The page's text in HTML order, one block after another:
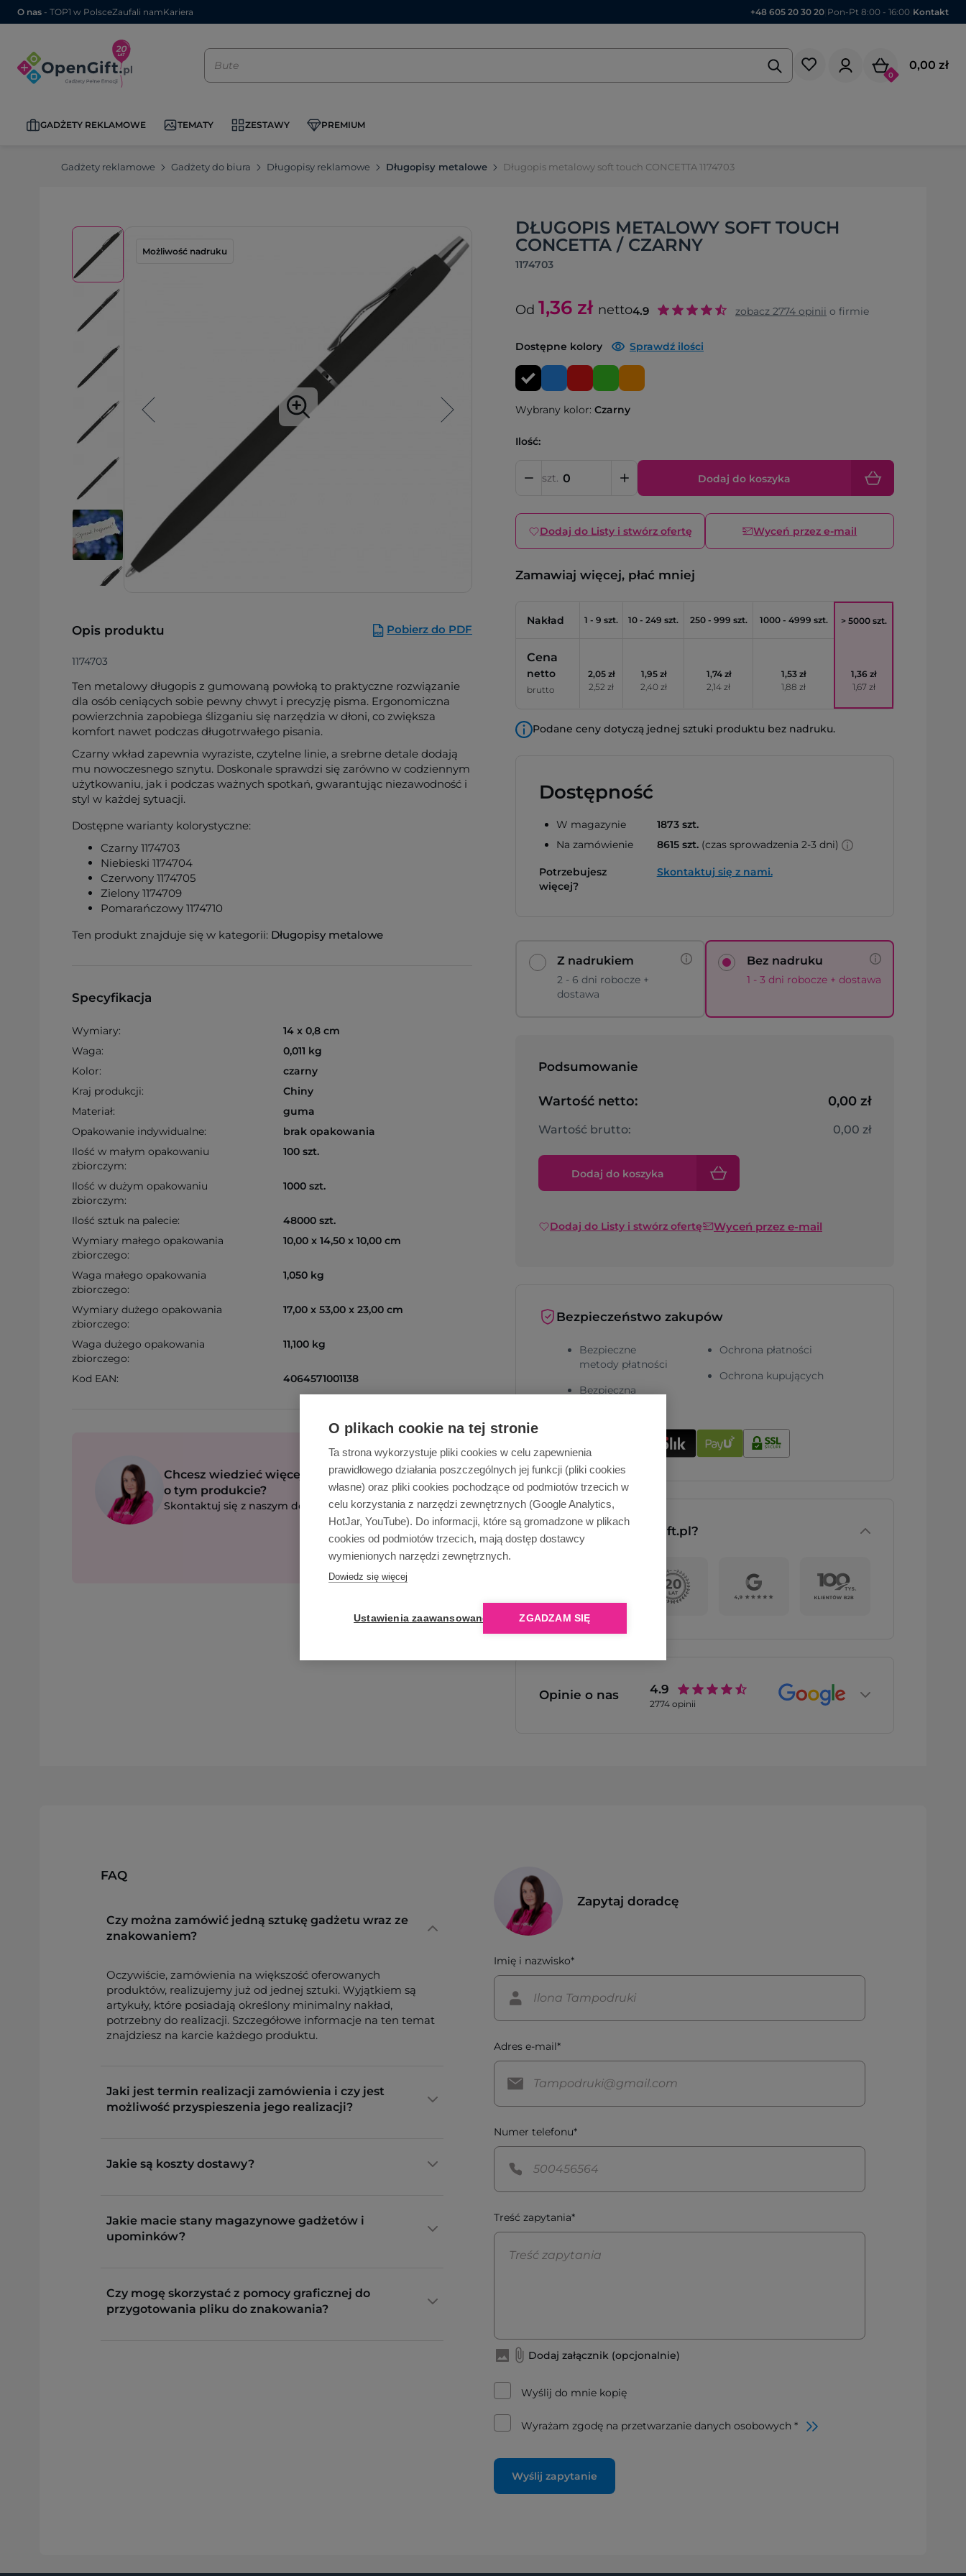
O plikach cookie na tej stronie
Ta strona wykorzystuje pliki cookies w celu zapewnienia
prawidłowego działania poszczególnych jej funkcji (pliki cookies
własne) oraz pliki cookies pochodzące od podmiotów trzecich w
celu korzystania z narzędzi zewnętrznych (Google Analytics,
HotJar, YouTube). Do informacji, które są gromadzone w plikach
cookies od podmiotów trzecich, mają dostęp dostawcy
wymienionych narzędzi zewnętrznych.
Dowiedz się więcej
Ustawienia zaawansowane ZGADZAM SIĘ
O nas - TOP1 w PolsceZaufali namKariera +48 605 20 30 20 Pon-Pt 8:00 - 16:00 Kontakt
0
0,00 zł
GADŻETY REKLAMOWE TEMATY ZESTAWY PREMIUM
Gadżety reklamowe Gadżety do biura Długopisy reklamowe Długopisy metalowe Długopis metalowy soft touch CONCETTA 1174703
DŁUGOPIS METALOWY SOFT TOUCH
CONCETTA / CZARNY
1174703
Możliwość nadruku
Opis produktu Pobierz do PDF
1174703
Ten metalowy długopis z gumowaną powłoką to praktyczne rozwiązanie
dla osób ceniących sobie pewny chwyt i precyzję pisma. Ergonomiczna
powierzchnia zapobiega ślizganiu się narzędzia w dłoni, co zwiększa
komfort nawet podczas długotrwałego pisania.
Czarny wkład zapewnia wyraziste, czytelne linie, a srebrne detale dodają
mu nowoczesnego sznytu. Doskonale sprawdzi się zarówno w codziennym
użytkowaniu, jak i podczas ważnych spotkań, gwarantując niezawodność i
styl w każdej sytuacji.
Dostępne warianty kolorystyczne:
Czarny 1174703
Niebieski 1174704
Czerwony 1174705
Zielony 1174709
Pomarańczowy 1174710
Ten produkt znajduje się w kategorii: Długopisy metalowe
Specyfikacja
Wymiary:
14 x 0,8 cm
Waga:
0,011 kg
Kolor:
czarny
Kraj produkcji:
Chiny
Materiał:
guma
Opakowanie indywidualne:
brak opakowania
Ilość w małym opakowaniu
zbiorczym:
100 szt.
Ilość w dużym opakowaniu
zbiorczym:
1000 szt.
Ilość sztuk na palecie:
48000 szt.
Wymiary małego opakowania
zbiorczego:
10,00 x 14,50 x 10,00 cm
Waga małego opakowania
zbiorczego:
1,050 kg
Wymiary dużego opakowania
zbiorczego:
17,00 x 53,00 x 23,00 cm
Waga dużego opakowania
zbiorczego:
11,100 kg
Kod EAN: 4064571001138
Chcesz wiedzieć więcej
o tym produkcie?
Skontaktuj się z naszym doradcą!
Wyślij zapytanie
Od 1,36 zł netto4.9 zobacz 2774 opinii o firmie
Dostępne kolory Sprawdź ilości
Wybrany kolor: Czarny
Ilość:
szt. Dodaj do koszyka
Dodaj do Listy i stwórz ofertę Wyceń przez e-mail
Zamawiaj więcej, płać mniej
Nakład 1 - 9 szt. 10 - 249 szt. 250 - 999 szt. 1000 - 4999 szt. > 5000 szt.
Cena
netto
brutto
2,05 zł
2,52 zł
1,95 zł
2,40 zł
1,74 zł
2,14 zł
1,53 zł
1,88 zł
1,36 zł
1,67 zł
Podane ceny dotyczą jednej sztuki produktu bez nadruku.
Dostępność
W magazynie
Na zamówienie
1873 szt.
8615 szt.(czas sprowadzenia 2-3 dni)
Potrzebujesz
więcej?
Skontaktuj się z nami.
Z nadrukiem
2 - 6 dni robocze +
dostawa
Bez nadruku
1 - 3 dni robocze + dostawa
Podsumowanie
Wartość netto: 0,00 zł
Wartość brutto: 0,00 zł
Dodaj do koszyka
Dodaj do Listy i stwórz ofertę Wyceń przez e-mail
Bezpieczeństwo zakupów
Bezpieczne
metody płatności
Bezpieczna
Ochrona płatności
Ochrona kupujących
Dlaczego OpenGift.pl?
Opinie o nas 4.9
2774opinii
FAQ
Czy można zamówić jedną sztukę gadżetu wraz ze
znakowaniem?
Oczywiście, zamówienia na większość oferowanych
produktów, realizujemy już od jednej sztuki. Wyjątkiem są
artykuły, które posiadają określony minimalny nakład,
potrzebny do realizacji. Szczegółowe informacje na ten temat
znajdziesz na karcie każdego produktu.
Jaki jest termin realizacji zamówienia i czy jest
możliwość przyspieszenia jego realizacji?
Jakie są koszty dostawy?
Jakie macie stany magazynowe gadżetów i
upominków?
Czy mogę skorzystać z pomocy graficznej do
przygotowania pliku do znakowania?
Zapytaj doradcę
Imię i nazwisko*
Adres e-mail*
Numer telefonu*
Treść zapytania*
Dodaj załącznik (opcjonalnie)
Wyślij do mnie kopię
Wyrażam zgodę na przetwarzanie danych osobowych *
Wyślij zapytanie